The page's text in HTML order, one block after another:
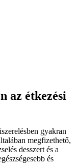
az étkezési
gyakran
megfizethető,
desszert és a
és